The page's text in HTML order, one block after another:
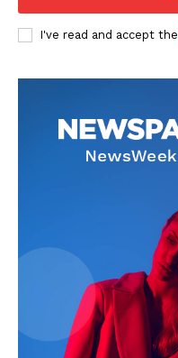
I've read and accept the